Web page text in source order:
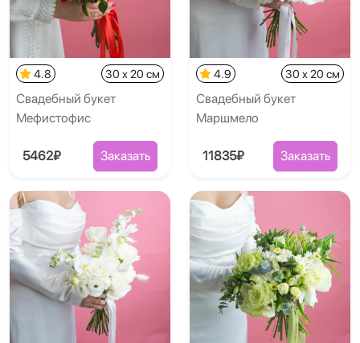
4.8 30 x 20 см
Свадебный букет
Мефистофис
5462₽ Заказать
4.9 30 x 20 см
Свадебный букет
Маршмело
11835₽ Заказать